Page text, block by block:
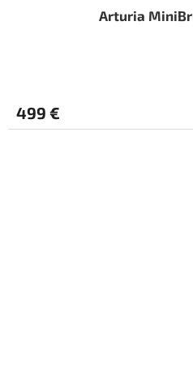
Arturia
499 €